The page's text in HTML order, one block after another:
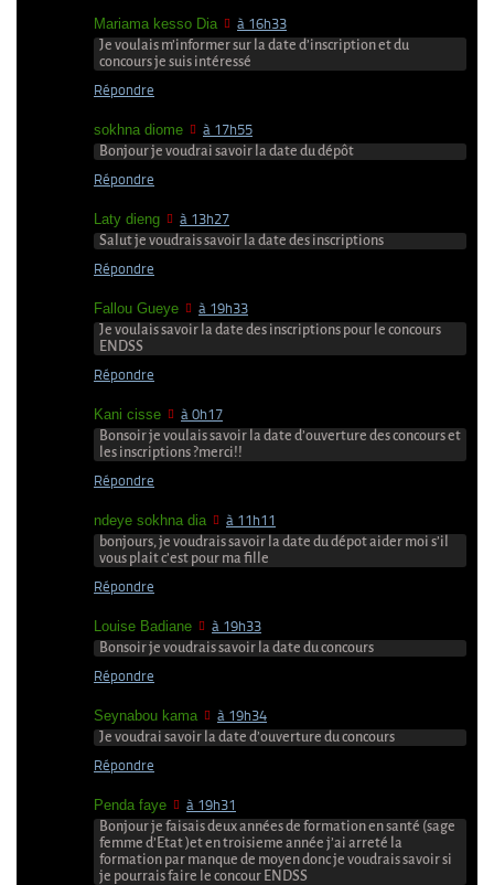
Mariama kesso Dia à 16h33
Je voulais m’informer sur la date d’inscription et du
concours je suis intéressé
Répondre
sokhna diome à 17h55
Bonjour je voudrai savoir la date du dépôt
Répondre
Laty dieng à 13h27
Salut je voudrais savoir la date des inscriptions
Répondre
Fallou Gueye à 19h33
Je voulais savoir la date des inscriptions pour le concours
ENDSS
Répondre
Kani cisse à 0h17
Bonsoir je voulais savoir la date d’ouverture des concours et
les inscriptions ?merci!!
Répondre
ndeye sokhna dia à 11h11
bonjours, je voudrais savoir la date du dépot aider moi s’il
vous plait c’est pour ma fille
Répondre
Louise Badiane à 19h33
Bonsoir je voudrais savoir la date du concours
Répondre
Seynabou kama à 19h34
Je voudrai savoir la date d’ouverture du concours
Répondre
Penda faye à 19h31
Bonjour je faisais deux années de formation en santé (sage
femme d’Etat )et en troisieme année j’ai arreté la
formation par manque de moyen donc je voudrais savoir si
je pourrais faire le concour ENDSS